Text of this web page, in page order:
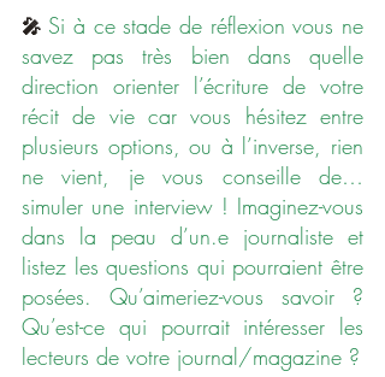
🎤 Si à ce stade de réflexion vous ne
savez pas très bien dans quelle
direction orienter l’écriture de votre
récit de vie car vous hésitez entre
plusieurs options, ou à l’inverse, rien
ne vient, je vous conseille de…
simuler une interview ! Imaginez-vous
dans la peau d’un.e journaliste et
listez les questions qui pourraient être
posées. Qu’aimeriez-vous savoir ?
Qu’est-ce qui pourrait intéresser les
lecteurs de votre journal/magazine ?